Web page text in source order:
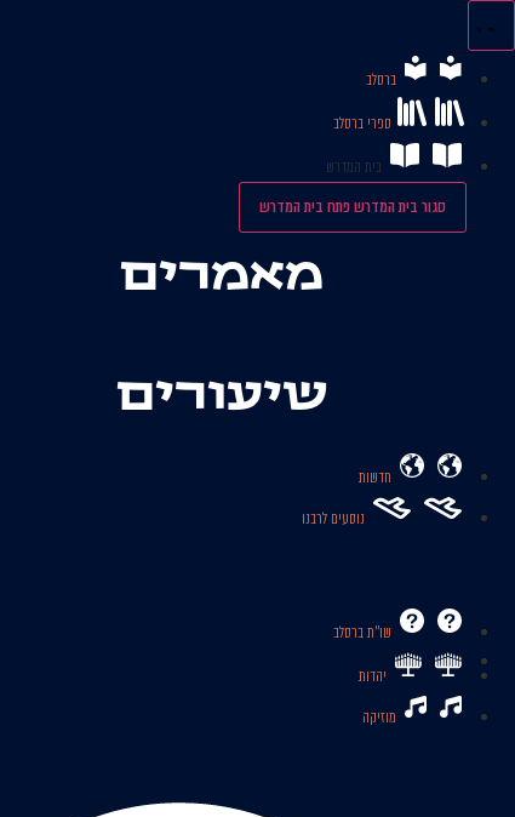
לתוכן
ברסלב
ספרי ברסלב
בית המדרש
סגור בית המדרשפתח בית המדרש
מאמרים
שיעורים
חדשות
נוסעים לרבנו
שו’’ת ברסלב
יהדות
מוזיקה